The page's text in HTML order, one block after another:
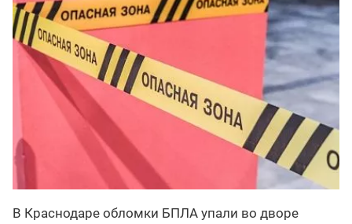
В Краснодаре обломки БПЛА упали во дворе